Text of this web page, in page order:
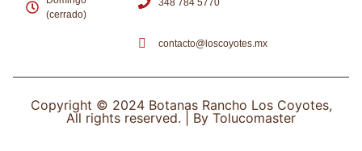
(cerrado)
348 784 5770
contacto@loscoyotes.mx
Copyright © 2024 Botanas Rancho Los Coyotes,
All rights reserved. | By Tolucomaster